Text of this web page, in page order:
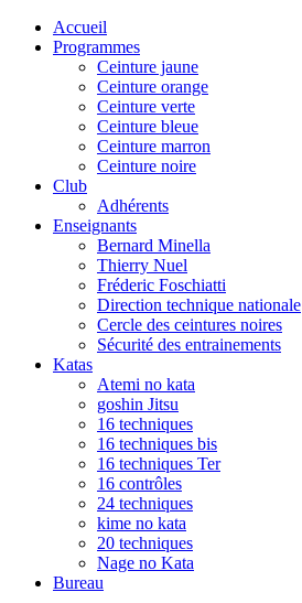
Accueil
Programmes
Ceinture jaune
Ceinture orange
Ceinture verte
Ceinture bleue
Ceinture marron
Ceinture noire
Club
Adhérents
Enseignants
Bernard Minella
Thierry Nuel
Fréderic Foschiatti
Direction technique nationale
Cercle des ceintures noires
Sécurité des entrainements
Katas
Atemi no kata
goshin Jitsu
16 techniques
16 techniques bis
16 techniques Ter
16 contrôles
24 techniques
kime no kata
20 techniques
Nage no Kata
Bureau